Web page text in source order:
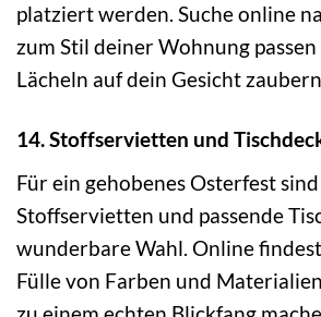
platziert werden. Suche online
zum Stil deiner Wohnung
Lächeln auf dein Gesicht
14. Stoffservietten und
Für ein gehobenes Osterfest
Stoffservietten und passende
wunderbare Wahl. Online
Fülle von Farben und